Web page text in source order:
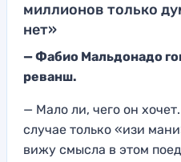
миллионов только
нет»
— Фабио Мальдонадо
реванш.
— Мало ли, чего он
случае только «изи
вижу смысла в этом